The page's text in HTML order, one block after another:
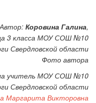
Автор: Коровина Галина,
3 класса МОУ СОШ №10
Свердловской области
Фото автора
учительМОУ СОШ №10
Свердловской области
Маргарита Викторовна